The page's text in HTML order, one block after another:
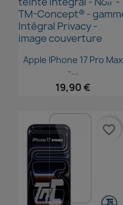
Aperçu rapide
Apple IPhone 17 Pro Max
-...
19,90 €
favorite_border